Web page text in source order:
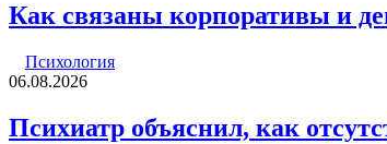
Как связаны корпоративы и
Психология
06.08.2026
Психиатр объяснил, как